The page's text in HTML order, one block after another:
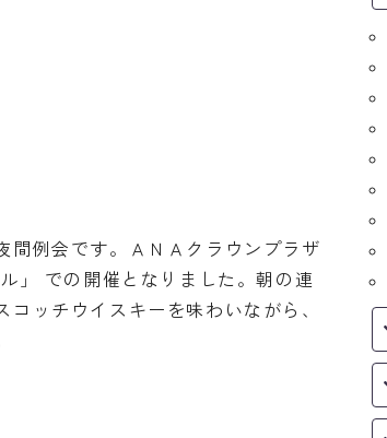
間例会です。ＡＮＡクラウンプラザ
」 での開催となりました。朝の連
ッチウイスキーを味わいながら、